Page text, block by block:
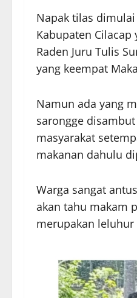
Napak tilas
Kabupaten
Raden Juru Tulis
yang keempat
Namun ada yang
sarongge
masyarakat
makanan dahulu
Warga sangat
akan tahu makam
merupakan leluhur